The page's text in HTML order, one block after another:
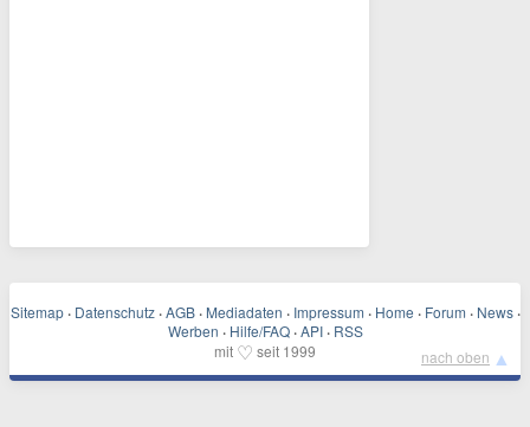
Sitemap · Datenschutz · AGB · Mediadaten · Impressum · Home · Forum · News ·
Werben · Hilfe/FAQ · API · RSS
mit ♡ seit 1999 nach oben ▲